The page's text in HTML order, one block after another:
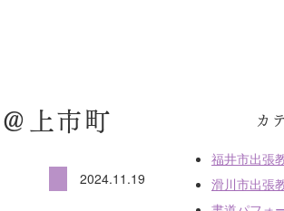
上市町
2024.11.19
カ
福井市出張
滑川市出張